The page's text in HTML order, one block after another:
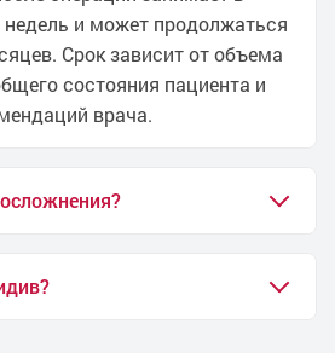
мочи
мочи у женщин
мочи у мужчин
из полового члена
и может продолжаться
Срок зависит от объема
состояния пациента и
врача.